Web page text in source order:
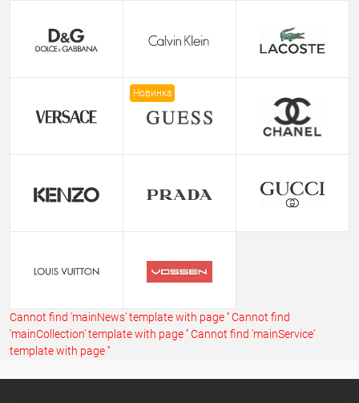
Новинка
Cannot find 'mainNews' template with page ''Cannot find
'mainCollection' template with page ''Cannot find 'mainService'
template with page ''